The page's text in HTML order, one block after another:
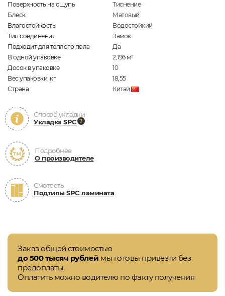
Поверхность на ощупь
Тиснение
Блеск
Матовый
Влагостойкость
Водостойкий
Тип соединения
Замок
Подходит для теплого пола
Да
В одной упаковке
2,196 м2
Досок в упаковке
10
Вес упаковки, кг
18,55
Страна
Китай
Способ укладки
Укладка SPC
Подробнее
О производителе
Смотреть
Подтипы SPC ламината
Заказ общей стоимостью
до 500 тысяч рублей мы готовы привезти без
предоплаты.
Оплатить можно водителю по факту получения